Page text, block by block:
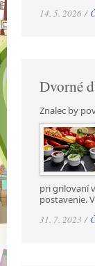
14. 5. 2026 /
Dvorné
Znalec by
pri grilovaní
postavenie.
31. 7. 2023 /